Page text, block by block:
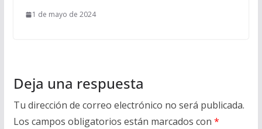
1 de mayo de 2024
Deja una respuesta
Tu dirección de correo electrónico no será publicada.
Los campos obligatorios están marcados con *